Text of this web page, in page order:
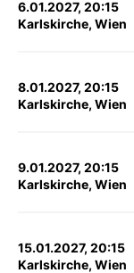
6.01.2027, 20:15
Karlskirche, Wien
8.01.2027, 20:15
Karlskirche, Wien
9.01.2027, 20:15
Karlskirche, Wien
15.01.2027, 20:15
Karlskirche, Wien